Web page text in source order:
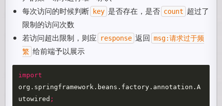
每次访问的时候判断 key 是否存在，是否 count 超过了
限制的访问次数
若访问超出限制，则应
response 返回 msg:请求过于频
繁 给前端予以展示
import
org.springframework.beans.factory.annotation.A
utowired ;